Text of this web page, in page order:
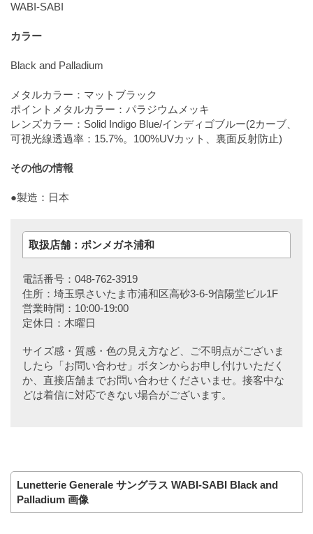
WABI-SABI
カラー
Black and Palladium
メタルカラー：マットブラック
ポイントメタルカラー：パラジウムメッキ
レンズカラー：Solid Indigo Blue/インディゴブルー(2カーブ、
可視光線透過率：15.7%。100%UVカット、裏面反射防止)
その他の情報
●製造：日本
取扱店舗：ポンメガネ浦和
電話番号：048-762-3919
住所：埼玉県さいたま市浦和区高砂3-6-9信陽堂ビル1F
営業時間：10:00-19:00
定休日：木曜日
サイズ感・質感・色の見え方など、ご不明点がございま
したら「お問い合わせ」ボタンからお申し付けいただく
か、直接店舗までお問い合わせくださいませ。接客中な
どは着信に対応できない場合がございます。
Lunetterie Generale サングラス WABI-SABI Black and
Palladium 画像